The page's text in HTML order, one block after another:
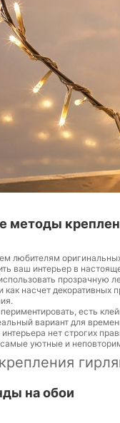
методы
любителям
ваш интерьер в
прозрачную
как насчет
есть
вариант для
нет строгих
уютные и
на обои